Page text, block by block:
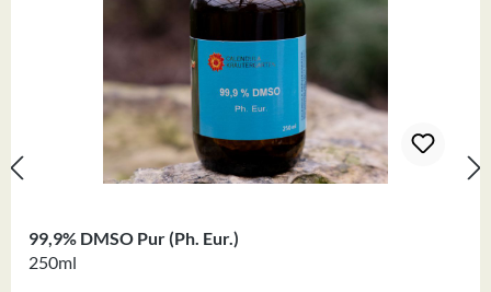
99,9% DMSO Pur (Ph. Eur.)
250ml